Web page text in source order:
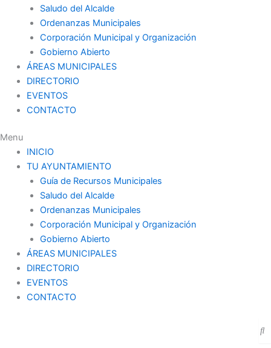
Saludo del Alcalde
Ordenanzas Municipales
Corporación Municipal y Organización
Gobierno Abierto
ÁREAS MUNICIPALES
DIRECTORIO
EVENTOS
CONTACTO
Menu
INICIO
TU AYUNTAMIENTO
Guía de Recursos Municipales
Saludo del Alcalde
Ordenanzas Municipales
Corporación Municipal y Organización
Gobierno Abierto
ÁREAS MUNICIPALES
DIRECTORIO
EVENTOS
CONTACTO